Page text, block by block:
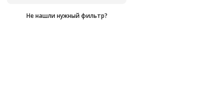
Не нашли нужный фильтр?